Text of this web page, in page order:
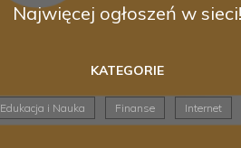
Najwięcej ogłoszeń w sieci!
KATEGORIE
Edukacja i Nauka Finanse Internet